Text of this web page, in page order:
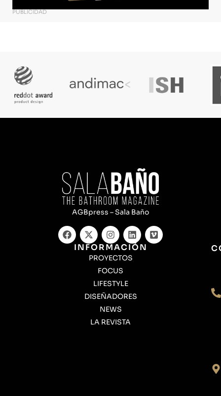
PUBLICIDAD
AGBpress – Sala Baño
INFORMACIÓN
PROYECTOS
FOCUS
LIFESTYLE
DISEÑADORES
NEWS
LA REVISTA